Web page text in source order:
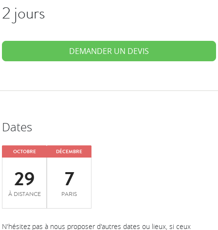
2 jours
DEMANDER UN DEVIS
Dates
OCTOBRE
29
À DISTANCE
DÉCEMBRE
7
PARIS
N'hésitez pas à nous proposer d'autres dates ou lieux, si ceux